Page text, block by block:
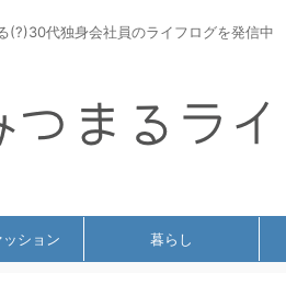
(?)30代独身会社員のライフログを発信中
ション 暮らし